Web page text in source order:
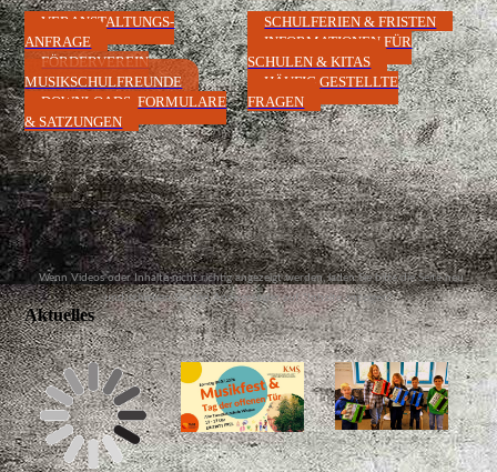
VERANSTALTUNGS-
ANFRAGE
FÖRDERVEREIN
MUSIKSCHULFREUNDE
DOWNLOADS, FORMULARE
& SATZUNGEN
SCHULFERIEN & FRISTEN
INFORMATIONEN FÜR
SCHULEN & KITAS
HÄUFIG GESTELLTE
FRAGEN
Wenn Videos oder Inhalte nicht richtig angezeigt werden, laden Sie bitte die Seite neu
und schieben Sie den Anzeigeregler auf "Inhalte anzeigen".
Aktuelles